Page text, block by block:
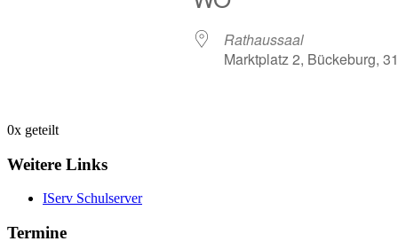
Rathaussaal
Marktplatz 2, Bückeburg,
0x geteilt
Weitere Links
IServ Schulserver
Termine